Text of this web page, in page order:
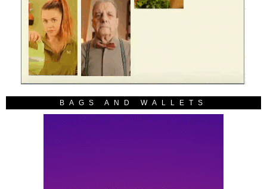
BAGS AND WALLETS